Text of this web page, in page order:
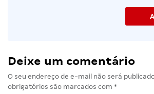
Deixe um comentário
O seu endereço de e-mail não será
obrigatórios são marcados com *